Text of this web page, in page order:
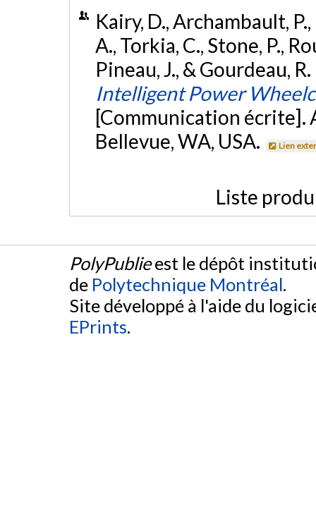
Kairy, D., Archambault,
A., Torkia, C., Stone, P.,
Pineau, J., & Gourdeau,
Intelligent Power
[Communication écrite].
Bellevue, WA, USA.
Lien
Liste
PolyPublieest le dépôt
de Polytechnique Montréal.
Site développé à l'aide du
EPrints.